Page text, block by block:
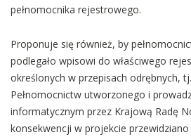
pełnomocnika rejestrowego.
Proponuje się również, by
podlegało wpisowi do właściwego
określonych w przepisach odrębnych,
Pełnomocnictw utworzonego i
informatycznym przez Krajową Radę
konsekwencji w projekcie